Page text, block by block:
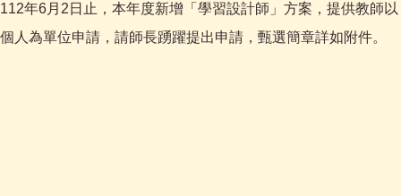
112年6月2日止，本年度新增「學習設計師」方案，提供教師以
個人為單位申請，請師長踴躍提出申請，甄選簡章詳如附件。